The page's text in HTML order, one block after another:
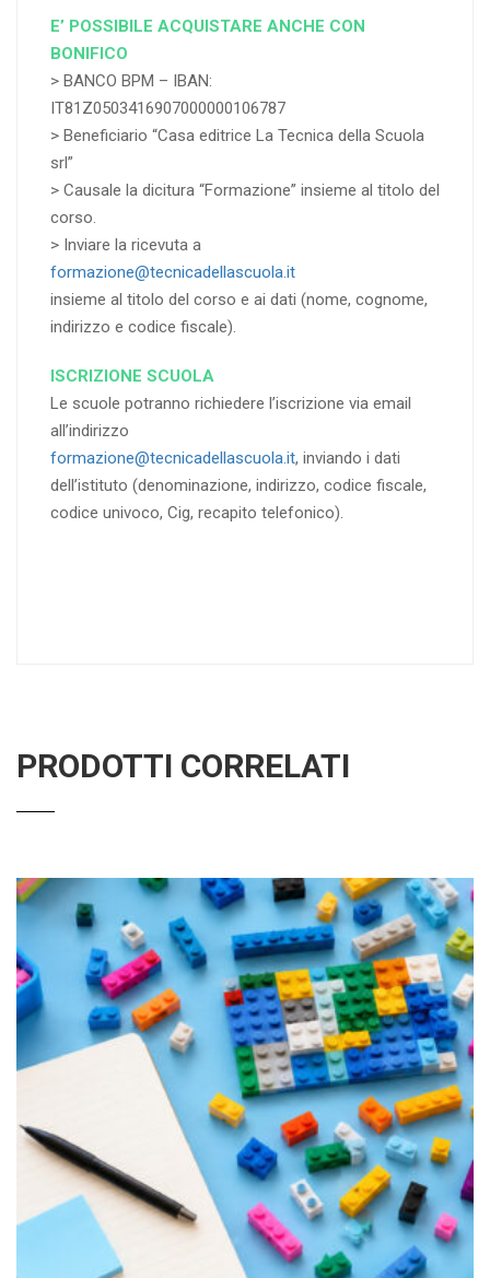
E’ POSSIBILE ACQUISTARE ANCHE CON
BONIFICO
> BANCO BPM – IBAN:
IT81Z0503416907000000106787
> Beneficiario “Casa editrice La Tecnica della Scuola
srl”
> Causale la dicitura “Formazione” insieme al titolo del
corso.
> Inviare la ricevuta a
formazione@tecnicadellascuola.it
insieme al titolo del corso e ai dati (nome, cognome,
indirizzo e codice fiscale).
ISCRIZIONE SCUOLA
Le scuole potranno richiedere l’iscrizione via email
all’indirizzo
formazione@tecnicadellascuola.it, inviando i dati
dell’istituto (denominazione, indirizzo, codice fiscale,
codice univoco, Cig, recapito telefonico).
PRODOTTI CORRELATI